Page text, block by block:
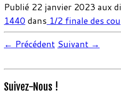
Publié 22 janvier 2023 aux
1440 dans 1/2 finale des
← Précédent Suivant →
Suivez-Nous !